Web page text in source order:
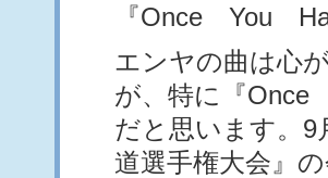
『Once You
エンヤの曲は心
が、特に『
だと思います。9
道選手権大会』